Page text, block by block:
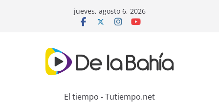
jueves, agosto 6, 2026
El tiempo - Tutiempo.net